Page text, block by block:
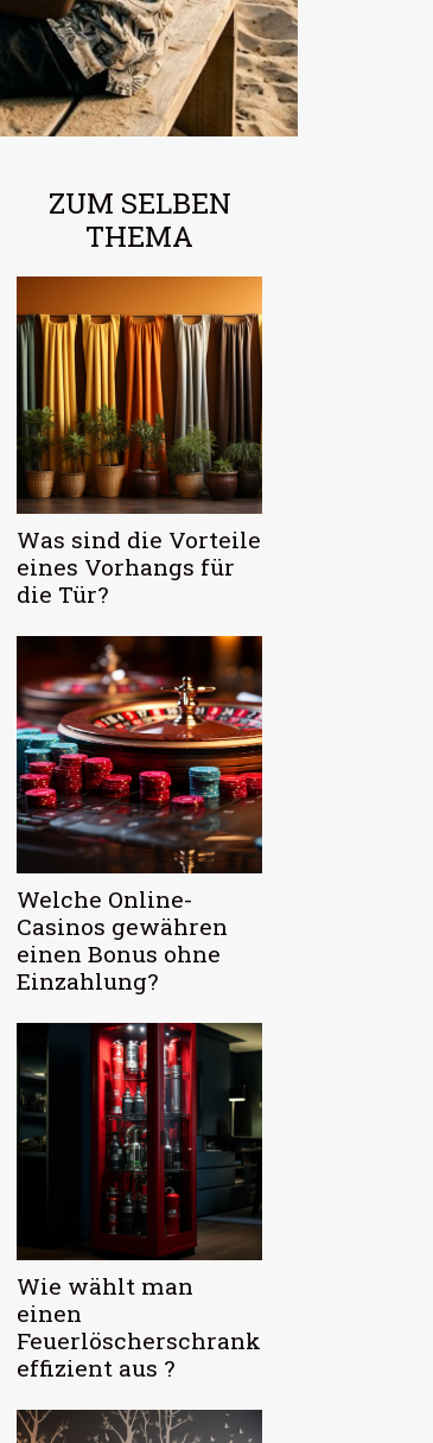
ZUM SELBEN
THEMA
Was sind die Vorteile
eines Vorhangs für
die Tür?
Welche Online-
Casinos gewähren
einen Bonus ohne
Einzahlung?
Wie wählt man
einen
Feuerlöscherschrank
effizient aus ?